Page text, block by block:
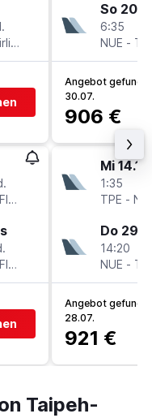
Turkish Airlines
Mehrere Fluglinien
Mehrere Fluglinien
So 20.9.
6:35
NUE -
Angebot
30.07.
906 €
Mi 14.10.
1:35
TPE -
Do
14:20
NUE -
Angebot
28.07.
921 €
Taipeh-